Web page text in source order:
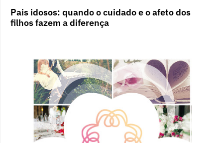
Pais idosos: quando o cuidado e o afeto dos
filhos fazem a diferença